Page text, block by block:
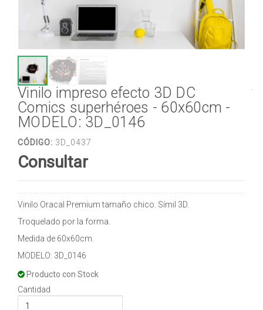
Vinilo impreso efecto 3D DC
Comics superhéroes - 60x60cm -
MODELO: 3D_0146
CÓDIGO: 3D_0437
Consultar
Vinilo Oracal Premium tamaño chico. Símil 3D.
Troquelado por la forma.
Medida de 60x60cm.
MODELO: 3D_0146
Producto con Stock
Cantidad